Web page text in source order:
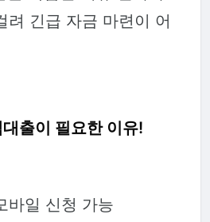
려 긴급 자금 마련이 어
출이 필요한 이유!
바일 신청 가능